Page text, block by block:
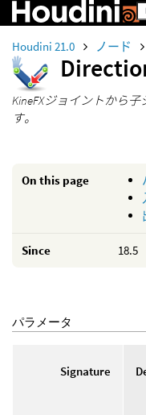
Houdini 21.0 ノード
KineFXジョイントから
す。
On this page
Since 18.5
パラメータ
Signature